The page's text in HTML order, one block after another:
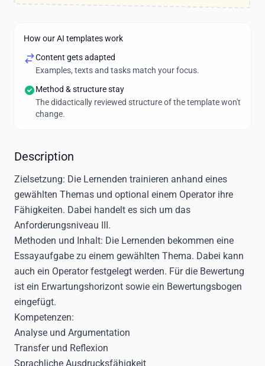
How our AI templates work
Content gets adapted
Examples, texts and tasks match your focus.
Method & structure stay
The didactically reviewed structure of the template won't
change.
Description
Zielsetzung: Die Lernenden trainieren anhand eines
gewählten Themas und optional einem Operator ihre
Fähigkeiten. Dabei handelt es sich um das
Anforderungsniveau III.
Methoden und Inhalt: Die Lernenden bekommen eine
Essayaufgabe zu einem gewählten Thema. Dabei kann
auch ein Operator festgelegt werden. Für die Bewertung
ist ein Erwartungshorizont sowie ein Bewertungsbogen
eingefügt.
Kompetenzen:
Analyse und Argumentation
Transfer und Reflexion
Sprachliche Ausdrucksfähigkeit